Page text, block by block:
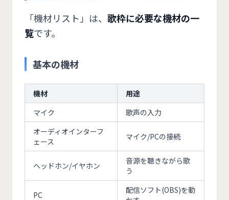
「機材リスト」は、 歌枠に必要な機材の一
覧です。
基本の機材
機材
用途
マイク
歌声の入力
オーディオインターフ
ェース
マイク/PCの接続
ヘッドホン/イヤホン
音源を聴きながら歌
う
PC
配信ソフト(OBS)を動